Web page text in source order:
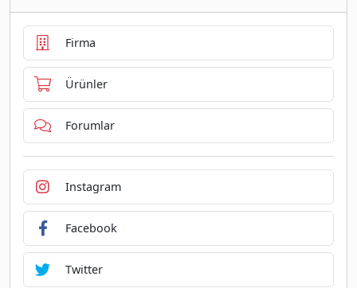
Firma
Ürünler
Forumlar
Instagram
Facebook
Twitter